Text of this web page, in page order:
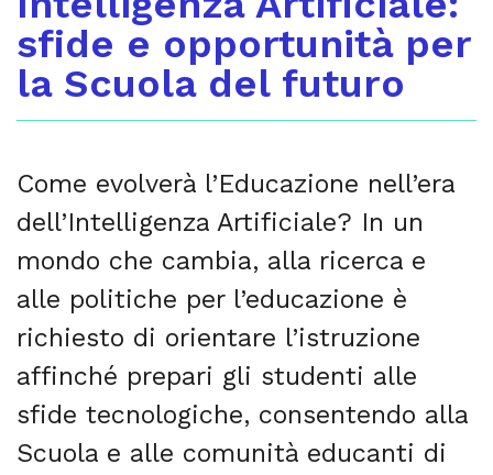
sfide e opportunità per
la Scuola del futuro
Come evolverà l’Educazione nell’era
dell’Intelligenza Artificiale? In un
mondo che cambia, alla ricerca e
alle politiche per l’educazione è
richiesto di orientare l’istruzione
affinché prepari gli studenti alle
sfide tecnologiche, consentendo alla
Scuola e alle comunità educanti di